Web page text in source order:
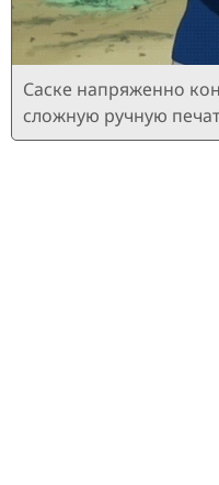
Саске напряженно
сложную ручную